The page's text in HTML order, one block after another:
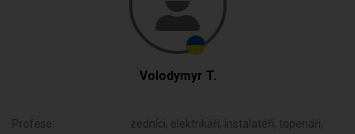
Volodymyr T.
Profese:
zedníci, elektrikáři, instalatéři, topenáři,